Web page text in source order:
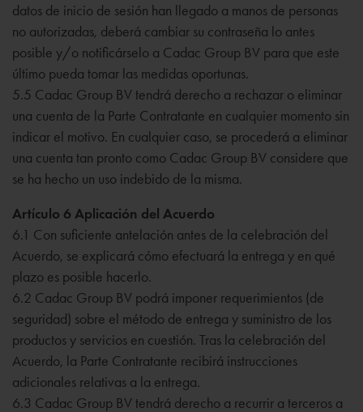
datos de inicio de sesión han llegado a manos de personas
no autorizadas, deberá cambiar su contraseña lo antes
posible y/o notificárselo a Cadac Group BV para que este
último pueda tomar las medidas oportunas.
5.5 Cadac Group BV tendrá derecho a rechazar o eliminar
una cuenta de la Parte Contratante en cualquier momento sin
indicar el motivo. En cualquier caso, se procederá a eliminar
una cuenta tan pronto como Cadac Group BV considere que
se ha hecho un uso indebido de la misma.
Artículo 6 Aplicación del Acuerdo
6.1 Con suficiente antelación antes de la celebración del
Acuerdo, se explicará cómo efectuará la entrega y en qué
plazo es posible hacerlo.
6.2 Cadac Group BV podrá imponer requerimientos (de
seguridad) sobre el método de entrega y suministro de los
productos y servicios en cuestión. Tras la celebración del
Acuerdo, la Parte Contratante recibirá instrucciones
adicionales relativas a la entrega.
6.3 Cadac Group BV tendrá derecho a recurrir a terceros a